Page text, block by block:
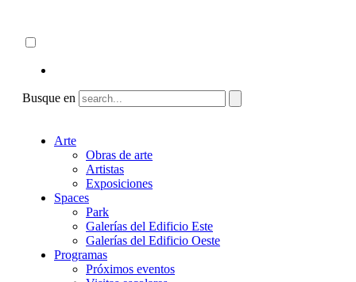
content
Busque en
Arte
Obras de arte
Artistas
Exposiciones
Spaces
Park
Galerías del Edificio Este
Galerías del Edificio Oeste
Programas
Próximos eventos